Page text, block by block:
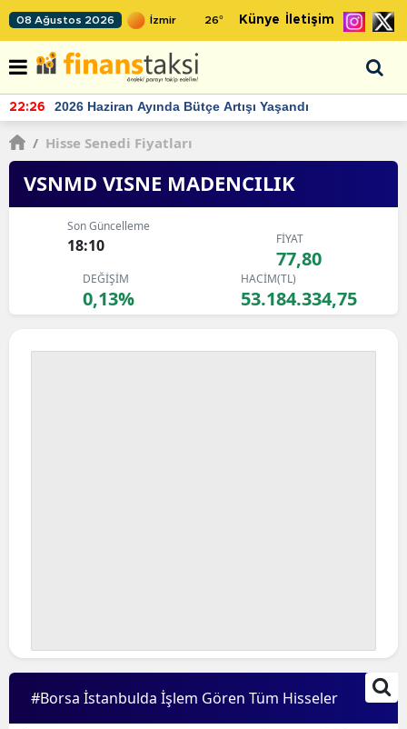
08 Ağustos 2026 26° Künye İletişim
22:24 TCMB'nin rezervlerinde artan momentum devam ediyor
/ Hisse Senedi Fiyatları
VSNMD VISNE MADENCILIK
Son Güncelleme
18:10 FİYAT
77,80
DEĞİŞİM
0,13%
HACİM(TL)
53.184.334,75
#Borsa İstanbulda İşlem Gören Tüm Hisseler